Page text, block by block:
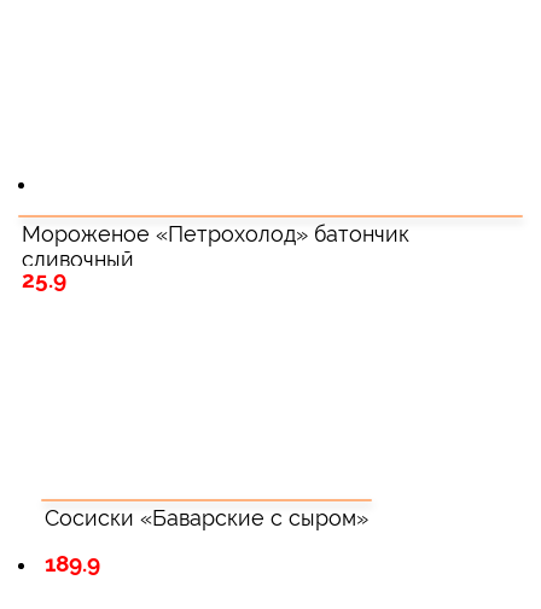
Мороженое «Петрохолод» батончик
сливочный
25.9
Сосиски «Баварские с сыром»
189.9